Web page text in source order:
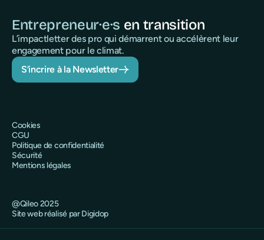
Entrepreneur·e·s en transition
L’impactletter des pro qui démarrent ou accélèrent leur
engagement pour le climat.
S’incrire à la Newsletter
@Qileo 2025
Site web réalisé par Digidop
Cookies
CGU
Politique de confidentialité
Sécurité
Mentions légales